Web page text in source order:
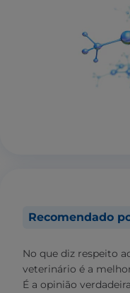
Recomendado
No que diz respeito
veterinário é a
É a opinião